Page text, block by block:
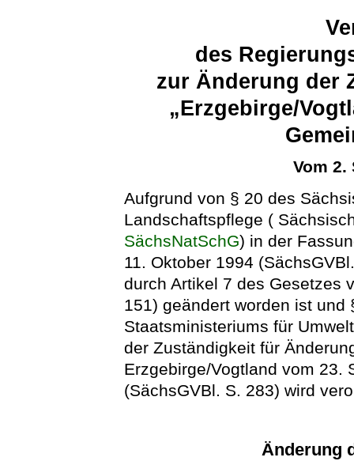
des
zur Änderung der
„Erzgebirge/
Vom 2.
Aufgrund von § 20 des
Landschaftspflege (
SächsNatSchG) in der
11. Oktober 1994
durch Artikel 7 des Gesetzes
151) geändert worden ist
Staatsministeriums für
der Zuständigkeit für
Erzgebirge/Vogtland vom 23.
(SächsGVBl. S. 283) wird
Änderung